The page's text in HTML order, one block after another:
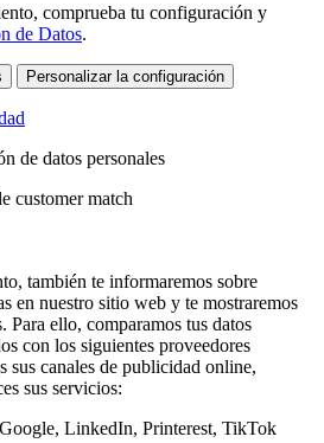
comprueba tu configuración y
de Datos.
Personalizar la configuración
de datos personales
customer match
también te informaremos sobre
en nuestro sitio web y te mostraremos
Para ello, comparamos tus datos
con los siguientes proveedores
sus canales de publicidad online,
sus servicios:
LinkedIn, Printerest, TikTok